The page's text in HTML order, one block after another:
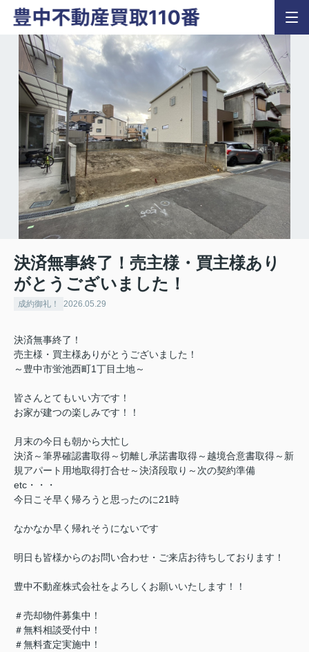
決済無事終了！売主様・買主様あり
がとうございました！
成約御礼！ 2026.05.29
決済無事終了！
売主様・買主様ありがとうございました！
～豊中市蛍池西町1丁目土地～
皆さんとてもいい方です！
お家が建つの楽しみです！！
月末の今日も朝から大忙し
決済～筆界確認書取得～切離し承諾書取得～越境合意書取得～新
規アパート用地取得打合せ～決済段取り～次の契約準備
etc・・・
今日こそ早く帰ろうと思ったのに21時
なかなか早く帰れそうにないです
明日も皆様からのお問い合わせ・ご来店お待ちしております！
豊中不動産株式会社をよろしくお願いいたします！！
＃売却物件募集中！
＃無料相談受付中！
＃無料査定実施中！